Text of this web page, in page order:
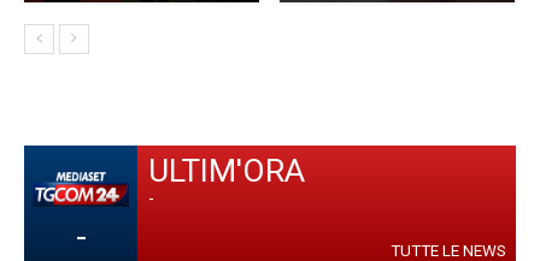
-
ULTIM'ORA
-
TUTTE LE NEWS